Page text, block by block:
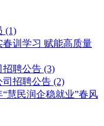
(1)
训学习 赋能高质量
招聘公告 (3)
司招聘公告 (2)
慧民润企稳就业”春风